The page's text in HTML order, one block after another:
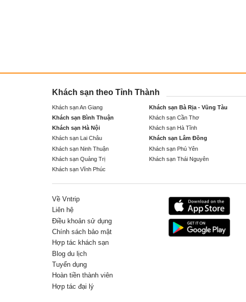
Khách sạn theo Tỉnh Thành
Khách sạn An Giang Khách sạn Bà Rịa - Vũng Tàu
Khách sạn Bình Thuận
Khách sạn Cần Thơ
Khách sạn Hà Nội
Khách sạn Hà Tĩnh
Khách sạn Lai Châu
Khách sạn Lâm Đồng
Khách sạn Ninh Thuận
Khách sạn Phú Yên
Khách sạn Quảng Trị
Khách sạn Thái Nguyên
Khách sạn Vĩnh Phúc
Về Vntrip
Liên hệ
Điều khoản sử dụng
Chính sách bảo mật
Hợp tác khách sạn
Blog du lịch
Tuyển dụng
Hoàn tiền thành viên
Hợp tác đại lý